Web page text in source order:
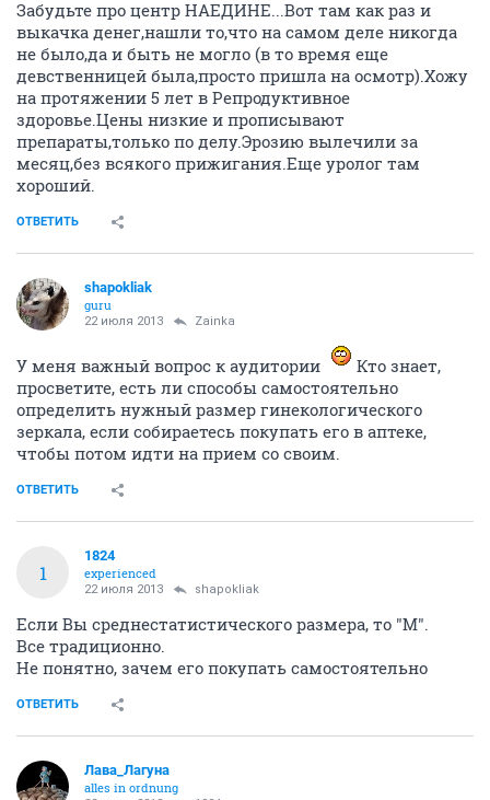
Забудьте про центр НАЕДИНЕ...Вот там как раз и
выкачка денег,нашли то,что на самом деле никогда
не было,да и быть не могло (в то время еще
девственницей была,просто пришла на осмотр).Хожу
на протяжении 5 лет в Репродуктивное
здоровье.Цены низкие и прописывают
препараты,только по делу.Эрозию вылечили за
месяц,без всякого прижигания.Еще уролог там
хороший.
ОТВЕТИТЬ
shapokliak
guru
22 июля 2013 Zainka
У меня важный вопрос к аудитории
Кто знает,
просветите, есть ли способы самостоятельно
определить нужный размер гинекологического
зеркала, если собираетесь покупать его в аптеке,
чтобы потом идти на прием со своим.
ОТВЕТИТЬ
1
1824
experienced
22 июля 2013 shapokliak
Если Вы среднестатистического размера, то "М".
Все традиционно.
Не понятно, зачем его покупать самостоятельно
ОТВЕТИТЬ
Лава_Лагуна
alles in ordnung